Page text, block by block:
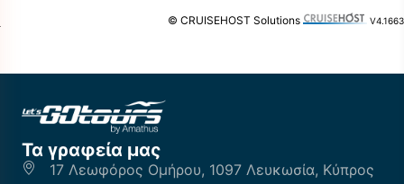
© CRUISEHOST Solutions V4.1663
Τα γραφεία μας
17 Λεωφόρος Ομήρου, 1097 Λευκωσία, Κύπρος